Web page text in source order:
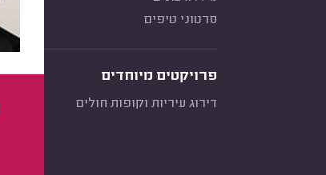
סרטוני טיפים
פרויקטים מיוחדים
דירוג עיריות וקופות חולים